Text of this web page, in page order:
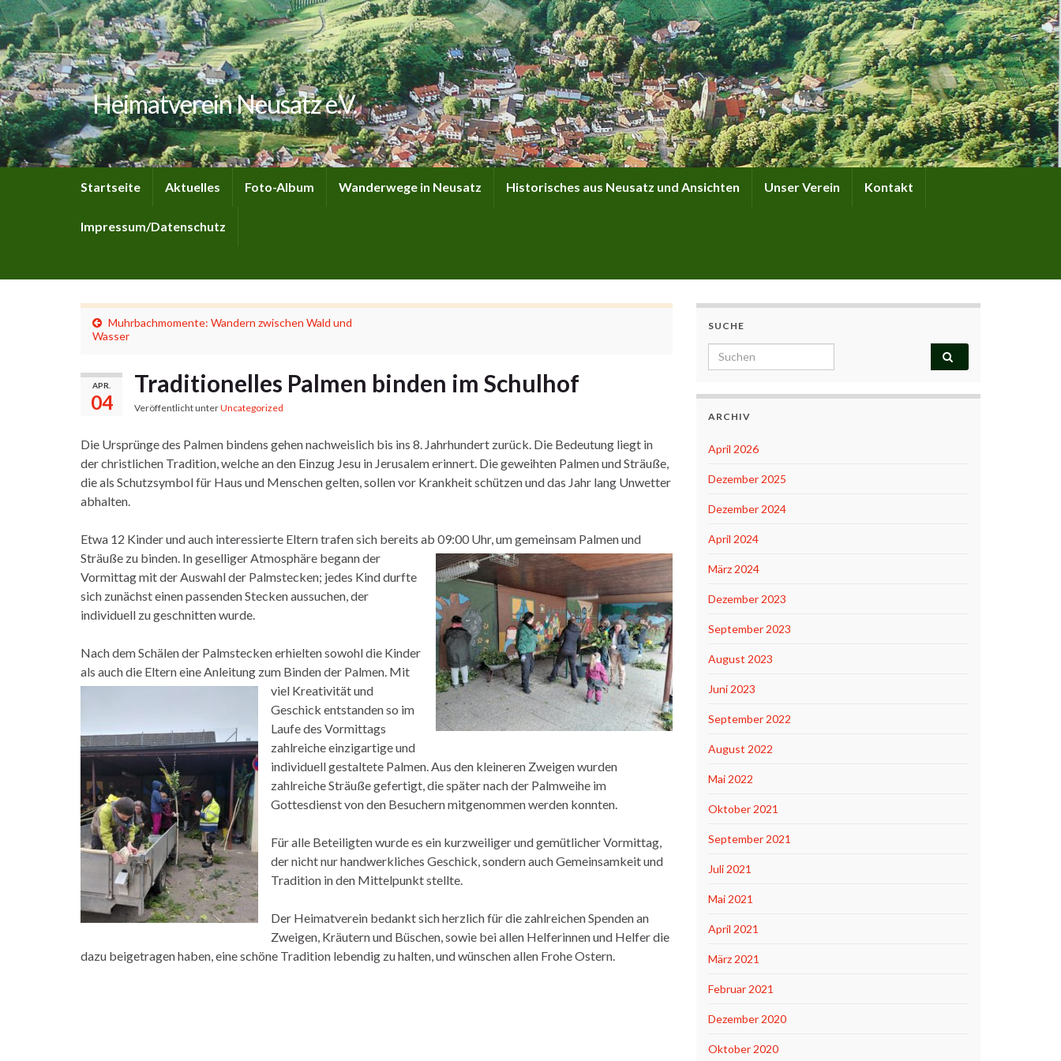
Heimatverein Neusatz e.V.
Startseite Aktuelles Foto-Album Wanderwege in Neusatz Historisches aus Neusatz und Ansichten Unser Verein Kontakt
Impressum/Datenschutz
Muhrbachmomente: Wandern zwischen Wald und
Wasser
APR.
04
Traditionelles Palmen binden im Schulhof
Veröffentlicht unterUncategorized
Die Ursprünge des Palmen bindens gehen nachweislich bis ins 8. Jahrhundert zurück. Die Bedeutung liegt in
der christlichen Tradition, welche an den Einzug Jesu in Jerusalem erinnert. Die geweihten Palmen und Sträuße,
die als Schutzsymbol für Haus und Menschen gelten, sollen vor Krankheit schützen und das Jahr lang Unwetter
abhalten.
Etwa 12 Kinder und auch interessierte Eltern trafen sich bereits ab 09:00 Uhr, um gemeinsam Palmenund
Sträuße zu binden. In geselliger Atmosphäre begann der
Vormittag mit der Auswahl der Palmstecken; jedes Kind durfte
sich zunächst einen passenden Stecken aussuchen, der
individuell zu geschnitten wurde.
Nach dem Schälen der Palmstecken erhielten sowohl die Kinder
als auch die Eltern eine Anleitung zum Binden der Palmen. Mit
viel Kreativität und
Geschick entstanden so im
Laufe des Vormittags
zahlreiche einzigartige und
individuell gestaltete Palmen. Aus den kleineren Zweigen wurden
zahlreiche Sträuße gefertigt, die später nach der Palmweihe im
Gottesdienst von den Besuchern mitgenommen werden konnten.
Für alle Beteiligten wurde es ein kurzweiliger und gemütlicher Vormittag,
der nicht nur handwerkliches Geschick, sondern auch Gemeinsamkeit und
Tradition in den Mittelpunkt stellte.
Der Heimatverein bedankt sich herzlich für die zahlreichen Spenden an
Zweigen, Kräutern und Büschen, sowie bei allen Helferinnen und Helfer die
dazu beigetragen haben, eine schöne Tradition lebendig zu halten, und wünschen allen Frohe Ostern.
SUCHE
Search for:
ARCHIV
April 2026
Dezember 2025
Dezember 2024
April 2024
März 2024
Dezember 2023
September 2023
August 2023
Juni 2023
September 2022
August 2022
Mai 2022
Oktober 2021
September 2021
Juli 2021
Mai 2021
April 2021
März 2021
Februar 2021
Dezember 2020
Oktober 2020